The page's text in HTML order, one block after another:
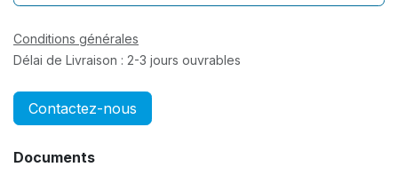
Conditions générales
Délai de Livraison : 2-3 jours ouvrables
Contactez-nous
Documents